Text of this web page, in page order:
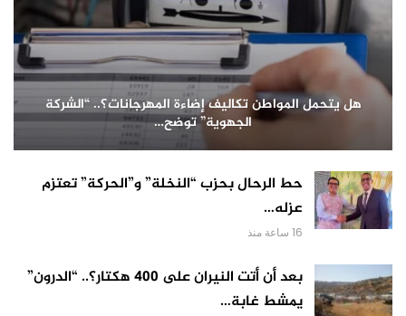
هل يتحمل المواطن تكاليف إضاءة المهرجانات؟.. “الشركة
الجهوية” توضح…
حط الرحال بحزب “النخلة” و”الحركة” تعتزم
عزله…
16 ساعة منذ
بعد أن أتت النيران على 400 هكتار؟.. “الدرون”
يمشط غابة…